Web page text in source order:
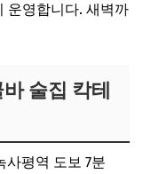
운영합니다. 새벽까
술집 칵테
사평역 도보 7분